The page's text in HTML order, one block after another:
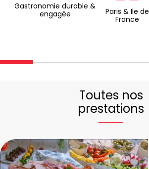
Gastronomie durable &
engagée
Paris & Ile de
France
Toutes nos
prestations